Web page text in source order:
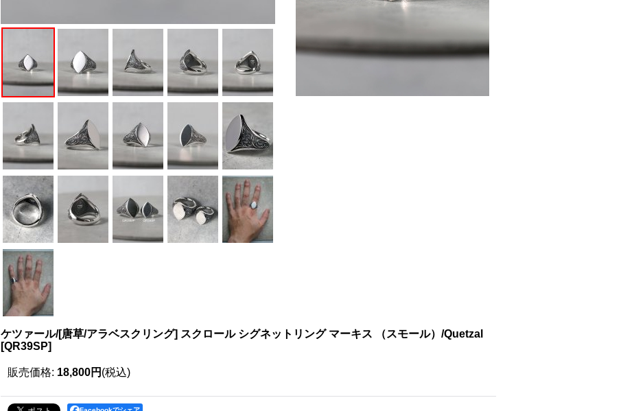
ケツァール/[唐草/アラベスクリング] スクロール シグネットリング マーキス （スモール）/Quetzal
[QR39SP]
販売価格: 18,800円 (税込)